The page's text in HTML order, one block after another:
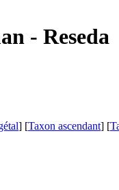
- Reseda
] [Taxon ascendant] [